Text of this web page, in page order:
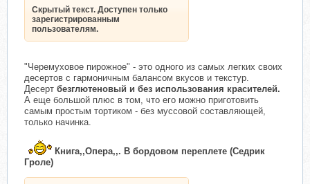
Скрытый текст. Доступен только
зарегистрированным
пользователям.
"Черемуховое пирожное" - это одного из самых легких своих
десертов с гармоничным балансом вкусов и текстур.
Десерт безглютеновый и без использования красителей.
А еще большой плюс в том, что его можно приготовить
самым простым тортиком - без муссовой составляющей,
только начинка.
Книга,,Опера,,. В бордовом переплете (Седрик
Гроле)